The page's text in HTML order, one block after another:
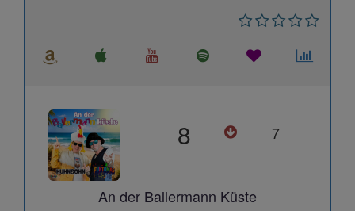
8 7
An der Ballermann Küste